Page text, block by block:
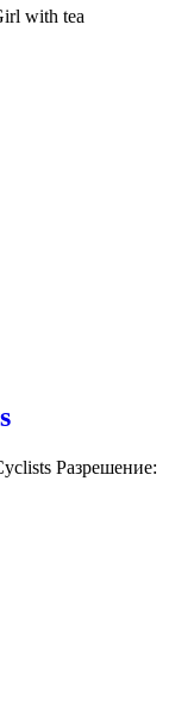
with tea
Разрешение: